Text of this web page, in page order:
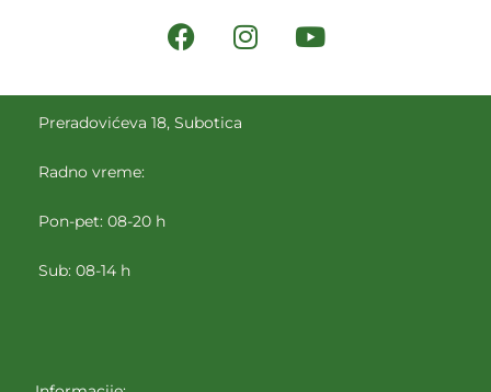
Preradovićeva 18, Subotica
Radno vreme:
Pon-pet: 08-20 h
Sub: 08-14 h